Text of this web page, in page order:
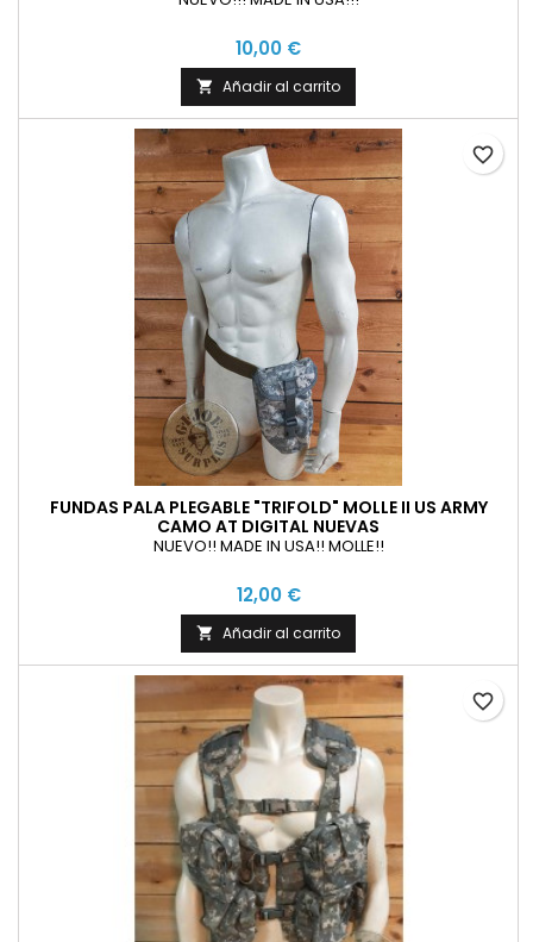
10,00 €
 Añadir al carrito
FUNDAS PALA PLEGABLE "TRIFOLD" MOLLE II US ARMY
CAMO AT DIGITAL NUEVAS
NUEVO!! MADE IN USA!! MOLLE!!
12,00 €
 Añadir al carrito
favorite_border
favorite_border